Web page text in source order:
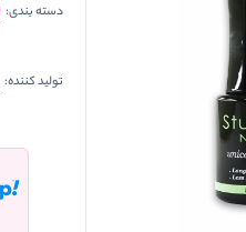
دسته بندی:
تولید کننده: